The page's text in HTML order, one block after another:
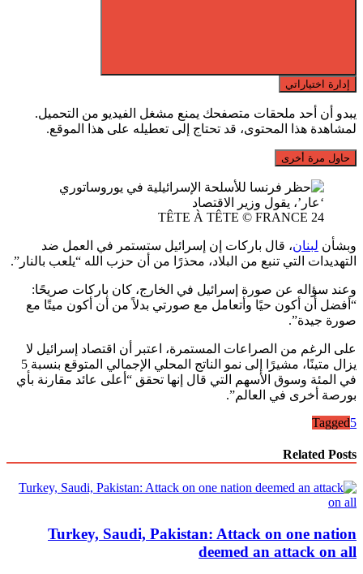
إدارة اختياراتي
يبدو أن أحد ملحقات متصفحك يمنع مشغل الفيديو من التحميل.
لمشاهدة هذا المحتوى، قد تحتاج إلى تعطيله على هذا الموقع.
حاول مرة أخرى
TÊTE À TÊTE © FRANCE 24
وبشأن لبنان، قال باركات إن إسرائيل ستستمر في العمل ضد
التهديدات التي تنبع من البلاد، محذرًا من أن حزب الله “يلعب بالنار”.
وعند سؤاله عن صورة إسرائيل في الخارج، كان باركات صريحًا:
“أفضل أن أكون حيًا وأتعامل مع صورتي بدلاً من أن أكون ميتًا مع
صورة جيدة”.
على الرغم من الصراعات المستمرة، اعتبر أن اقتصاد إسرائيل لا
يزال متينًا، مشيرًا إلى نمو الناتج المحلي الإجمالي المتوقع بنسبة 5
في المئة وسوق الأسهم التي قال إنها تحقق “أعلى عائد مقارنة بأي
بورصة أخرى في العالم”.
Tagged5
Related Posts
Turkey, Saudi, Pakistan: Attack on one nation
deemed an attack on all